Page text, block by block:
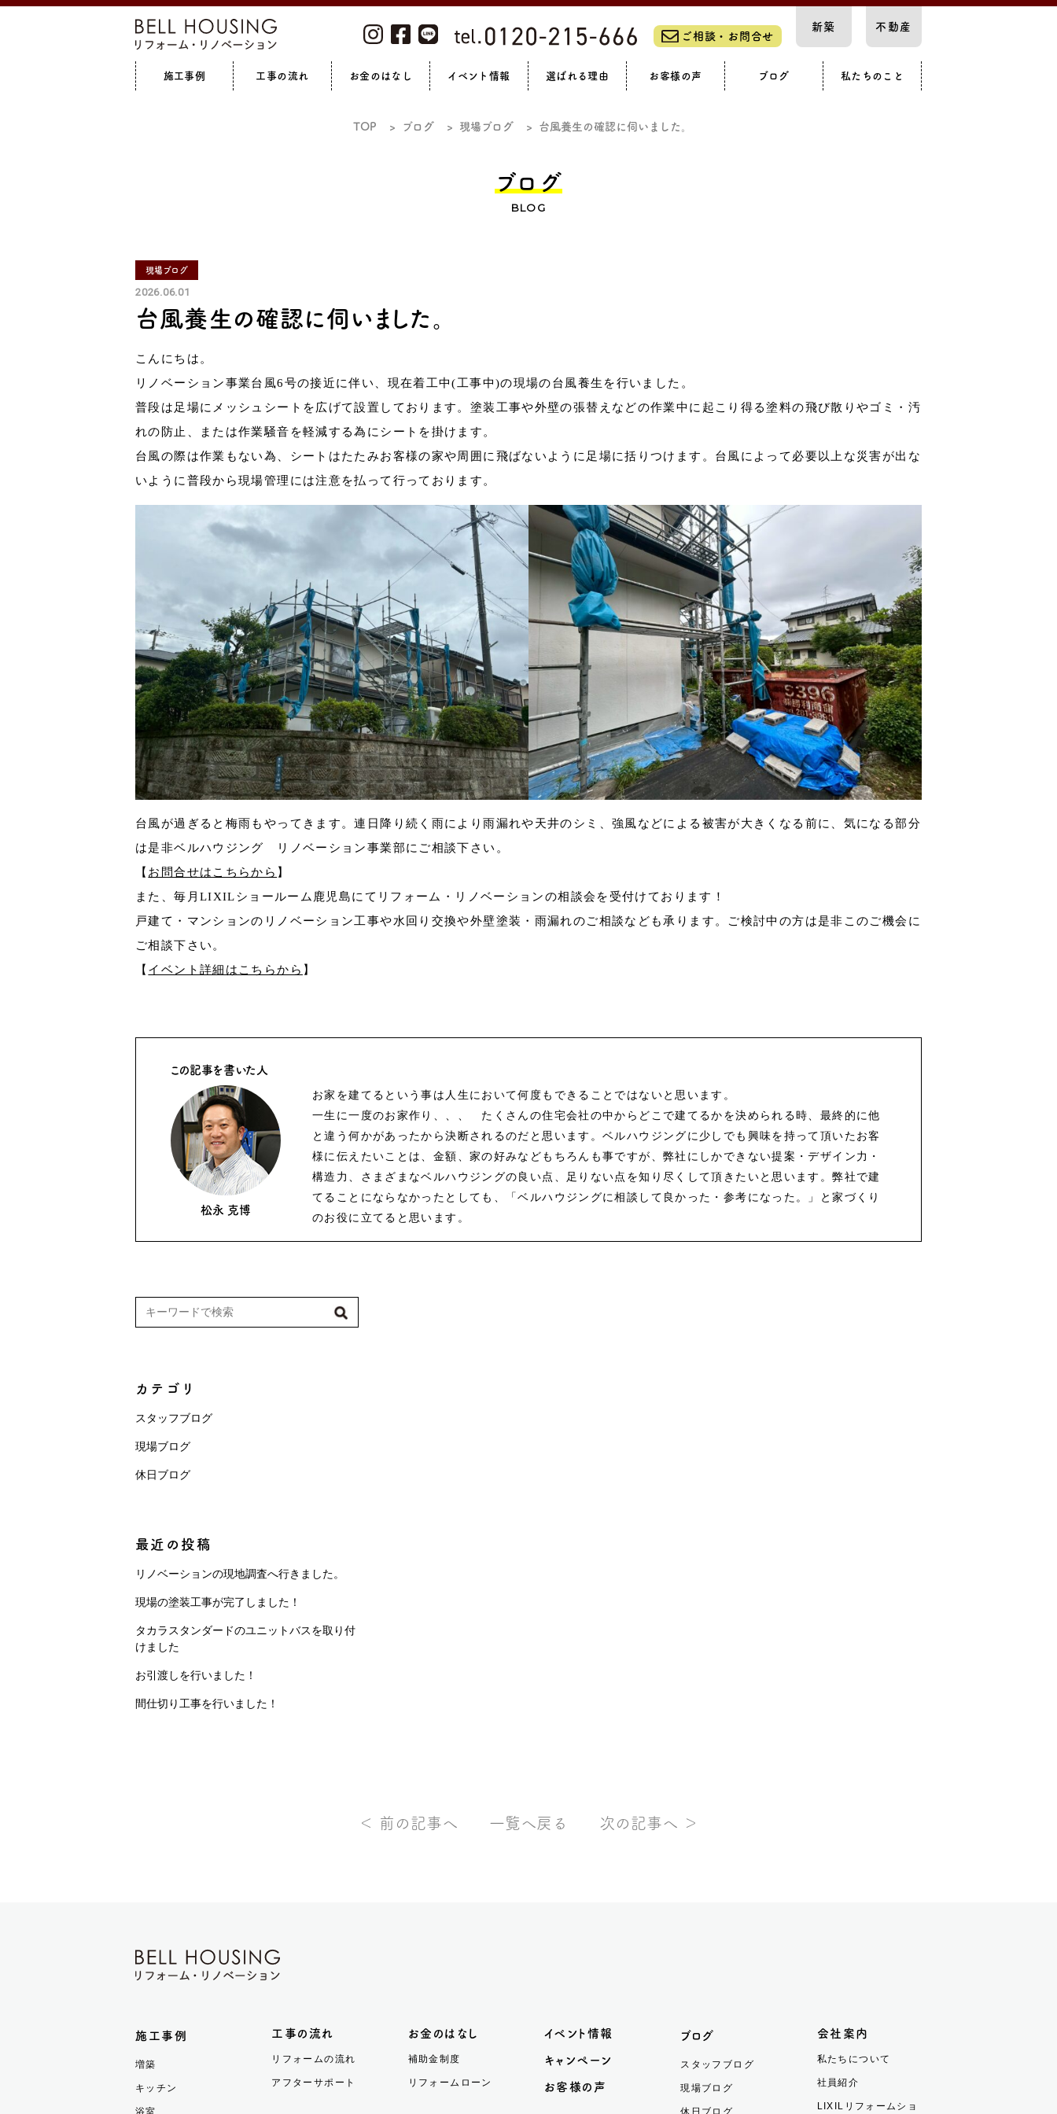
ご相談・お問合せ
新築 不動産
施工事例 工事の流れ お金のはなし イベント情報 選ばれる理由 お客様の声 ブログ 私たちのこと
TOP ブログ 現場ブログ 台風養生の確認に伺いました。
ブログ
BLOG
現場ブログ
2026.06.01
台風養生の確認に伺いました。
こんにちは。
リノベーション事業台風6号の接近に伴い、現在着工中(工事中)の現場の台風養生を行いました。
普段は足場にメッシュシートを広げて設置しております。塗装工事や外壁の張替えなどの作業中に起こり得る塗料の飛び散りやゴミ・汚
れの防止、または作業騒音を軽減する為にシートを掛けます。
台風の際は作業もない為、シートはたたみお客様の家や周囲に飛ばないように足場に括りつけます。台風によって必要以上な災害が出な
いように普段から現場管理には注意を払って行っております。
台風が過ぎると梅雨もやってきます。連日降り続く雨により雨漏れや天井のシミ、強風などによる被害が大きくなる前に、気になる部分
は是非ベルハウジング リノベーション事業部にご相談下さい。
【 お問合せはこちらから 】
また、毎月LIXILショールーム鹿児島にてリフォーム・リノベーションの相談会を受付けております！
戸建て・マンションのリノベーション工事や水回り交換や外壁塗装・雨漏れのご相談なども承ります。ご検討中の方は是非このご機会に
ご相談下さい。
【 イベント詳細はこちらから 】
この記事を書いた人
松永 克博
お家を建てるという事は人生において何度もできることではないと思います。
一生に一度のお家作り、、、 たくさんの住宅会社の中からどこで建てるかを決められる時、最終的に他
と違う何かがあったから決断されるのだと思います。ベルハウジングに少しでも興味を持って頂いたお客
様に伝えたいことは、金額、家の好みなどもちろんも事ですが、弊社にしかできない提案・デザイン力・
構造力、さまざまなベルハウジングの良い点、足りない点を知り尽くして頂きたいと思います。弊社で建
てることにならなかったとしても、「ベルハウジングに相談して良かった・参考になった。」と家づくり
のお役に立てると思います。
カテゴリ
スタッフブログ
現場ブログ
休日ブログ
最近の投稿
リノベーションの現地調査へ行きました。
現場の塗装工事が完了しました！
タカラスタンダードのユニットバスを取り付
けました
お引渡しを行いました！
間仕切り工事を行いました！
＜ 前の記事へ 一覧へ戻る 次の記事へ ＞
施工事例
増築
キッチン
工事の流れ
リフォームの流れ
アフターサポート
お金のはなし
補助金制度
リフォームローン
イベント情報
キャンペーン
お客様の声
ブログ
スタッフブログ
現場ブログ
会社案内
私たちについて
社員紹介
LIXILリフォームショ